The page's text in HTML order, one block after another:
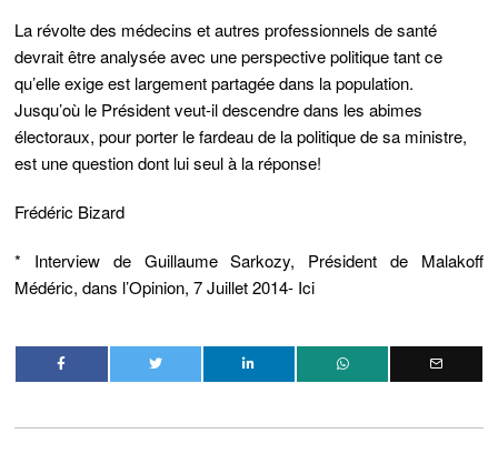
La révolte des médecins et autres professionnels de santé
devrait être analysée avec une perspective politique tant ce
qu’elle exige est largement partagée dans la population.
Jusqu’où le Président veut-il descendre dans les abimes
électoraux, pour porter le fardeau de la politique de sa ministre,
est une question dont lui seul à la réponse!
Frédéric Bizard
* Interview de Guillaume Sarkozy, Président de Malakoff
Médéric, dans l’Opinion, 7 Juillet 2014- Ici